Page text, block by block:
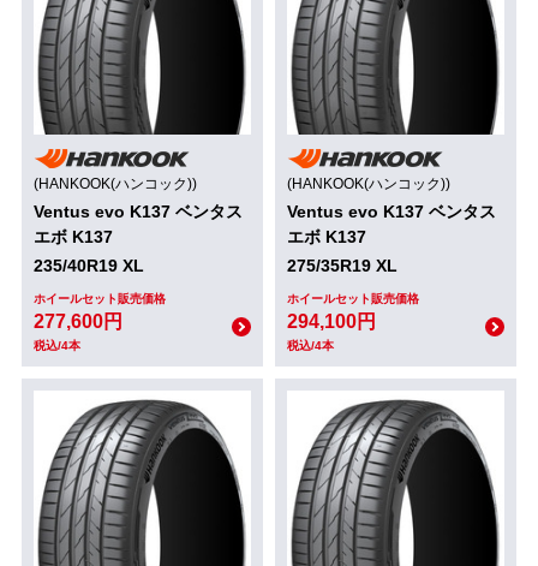
(HANKOOK(ハンコック))
Ventus evo K137 ベンタス
エボ K137
235/40R19 XL
ホイールセット販売価格
277,600円
税込/4本
(HANKOOK(ハンコック))
Ventus evo K137 ベンタス
エボ K137
275/35R19 XL
ホイールセット販売価格
294,100円
税込/4本